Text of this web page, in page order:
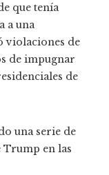
que tenía
a una
violaciones de
de impugnar
de
una serie de
en las